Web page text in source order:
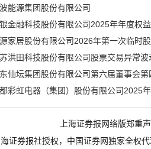
能源集团股份有限公司
金融科技股份有限公司2025年年度权
家居股份有限公司2026年第一次临时
洪田科技股份有限公司股票交易异常波
仙坛集团股份有限公司第六届董事会
彩虹电器（集团）股份有限公司2025
上海证券报网络版郑重
证券报社授权，中国证券网独家全权